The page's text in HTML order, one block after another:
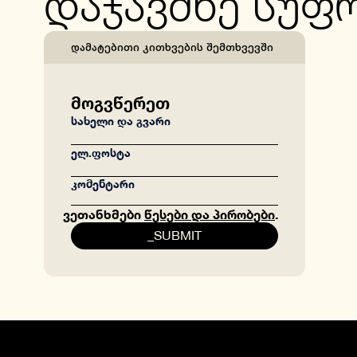
დამატებითი კითხვების შემთხვევში
მოგვწერეთ
ვეთანხმები წესები და პირობები.